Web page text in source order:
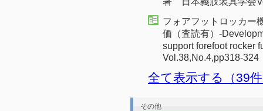
フォアフットロッカー
価（査読有）-
support forefoot
Vol.38,No.4,pp318-
全て表示する（39
その他